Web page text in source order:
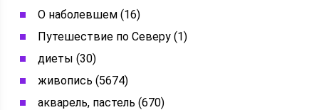
О наболевшем (16)
Путешествие по Северу (1)
диеты (30)
живопись (5674)
акварель, пастель (670)